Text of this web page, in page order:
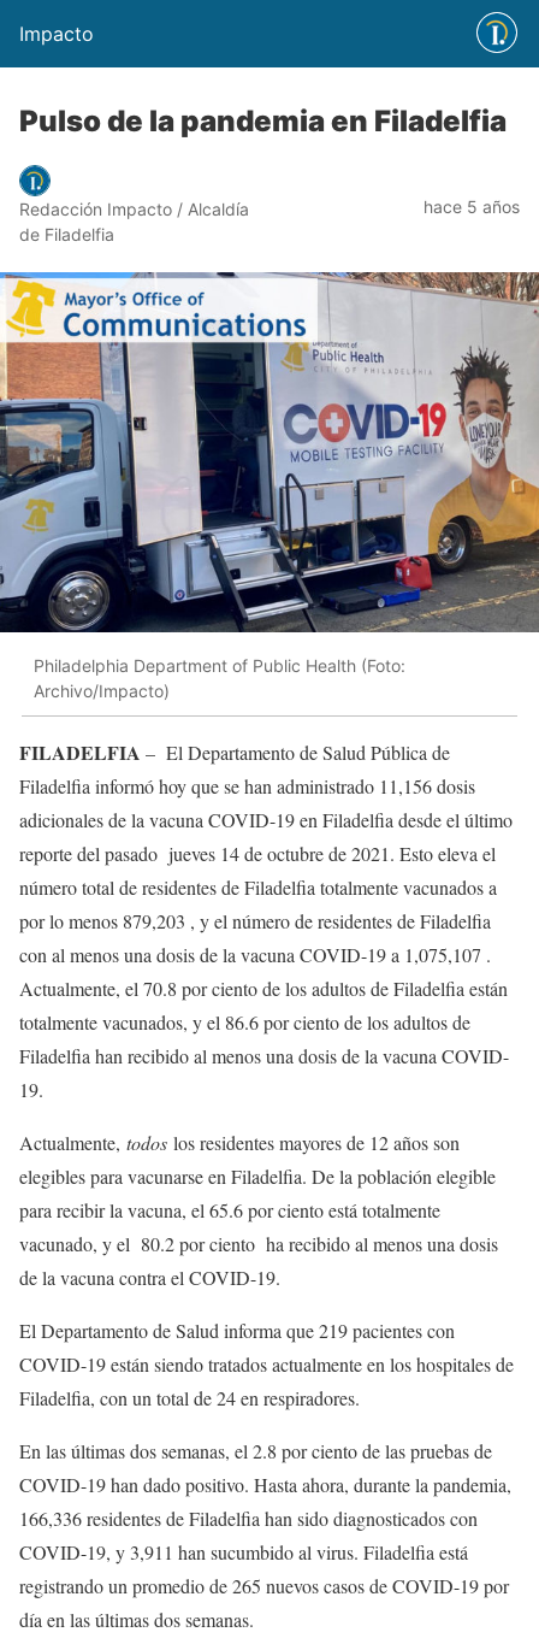
Impacto
Pulso de la pandemia en Filadelfia
Redacción Impacto / Alcaldía
de Filadelfia
hace 5 años
Philadelphia Department of Public Health (Foto:
Archivo/Impacto)
FILADELFIA – El Departamento de Salud Pública de
Filadelfia informó hoy que se han administrado 11,156 dosis
adicionales de la vacuna COVID-19 en Filadelfia desde el último
reporte del pasado jueves 14 de octubre de 2021. Esto eleva el
número total de residentes de Filadelfia totalmente vacunados a
por lo menos 879,203 , y el número de residentes de Filadelfia
con al menos una dosis de la vacuna COVID-19 a 1,075,107 .
Actualmente, el 70.8 por ciento de los adultos de Filadelfia están
totalmente vacunados, y el 86.6 por ciento de los adultos de
Filadelfia han recibido al menos una dosis de la vacuna COVID-
19.
Actualmente, todos los residentes mayores de 12 años son
elegibles para vacunarse en Filadelfia. De la población elegible
para recibir la vacuna, el 65.6 por ciento está totalmente
vacunado, y el 80.2 por ciento ha recibido al menos una dosis
de la vacuna contra el COVID-19.
El Departamento de Salud informa que 219 pacientes con
COVID-19 están siendo tratados actualmente en los hospitales de
Filadelfia, con un total de 24 en respiradores.
En las últimas dos semanas, el 2.8 por ciento de las pruebas de
COVID-19 han dado positivo. Hasta ahora, durante la pandemia,
166,336 residentes de Filadelfia han sido diagnosticados con
COVID-19, y 3,911 han sucumbido al virus. Filadelfia está
registrando un promedio de 265 nuevos casos de COVID-19 por
día en las últimas dos semanas.